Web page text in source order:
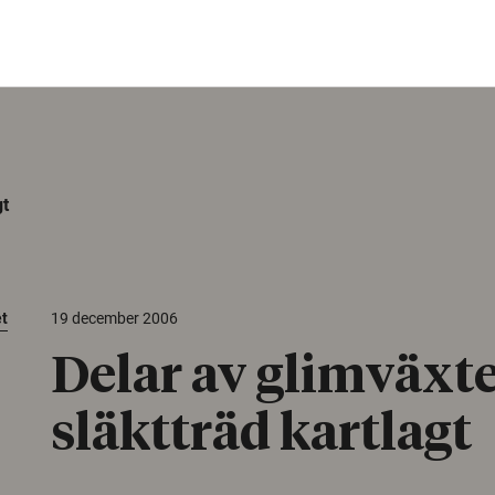
19 december 2006
Delar av
släktträd kartlagt